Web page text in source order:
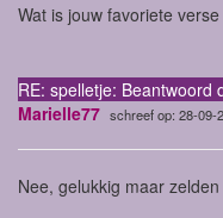
Wat is jouw favoriete
RE: spelletje: Beantwoord
Marielle77 schreef op: 28-09-
Nee, gelukkig maar